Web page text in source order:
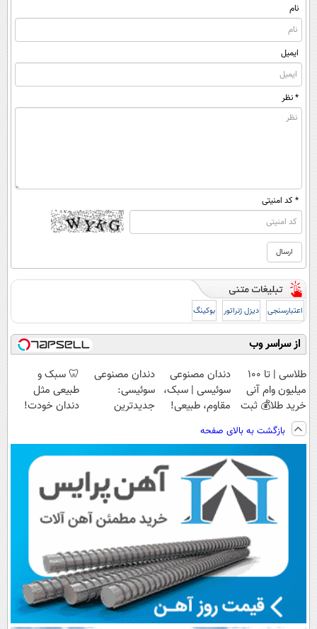
نام
ایمیل
* نظر
* کد امنیتی
اعتبارسنجی دیزل ژنراتور بوکینگ
از سراسر وب
طلاسی | تا 100
میلیون وام آنی
خرید طلا💰 ثبت
نام کن!
دندان مصنوعی
سوئیسی | سبک،
مقاوم، طبیعی!
رایگان+پرداخت
اقساطی😍
دندان مصنوعی
سوئیسی:
جدیدترین
پرداخت قسطی
🦷 سبک و
طبیعی مثل
دندان خودت!
💳 📍 تهران
بازگشت به بالای صفحه